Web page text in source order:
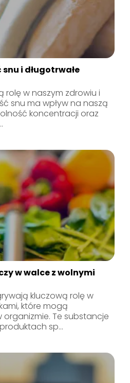
i długotrwałe
rolę w naszym zdrowiu i
snu ma wpływ na naszą
koncentracji oraz
w walce z wolnymi
kluczową rolę w
które mogą
Te substancje
sp...